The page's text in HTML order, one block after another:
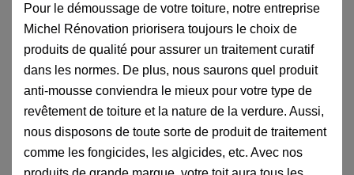
Pour le démoussage de votre toiture, notre entreprise
Michel Rénovation priorisera toujours le choix de
produits de qualité pour assurer un traitement curatif
dans les normes. De plus, nous saurons quel produit
anti-mousse conviendra le mieux pour votre type de
revêtement de toiture et la nature de la verdure. Aussi,
nous disposons de toute sorte de produit de traitement
comme les fongicides, les algicides, etc. Avec nos